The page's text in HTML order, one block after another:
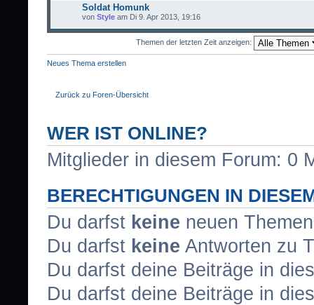
Soldat Homunk
von Style am Di 9. Apr 2013, 19:16
Themen der letzten Zeit anzeigen:
Neues Thema erstellen
Zurück zu Foren-Übersicht
WER IST ONLINE?
Mitglieder in diesem Forum: 0
BERECHTIGUNGEN IN
Du darfst keine neuen
Du darfst keine Antworten zu
Du darfst deine Beiträge in
Du darfst deine Beiträge in